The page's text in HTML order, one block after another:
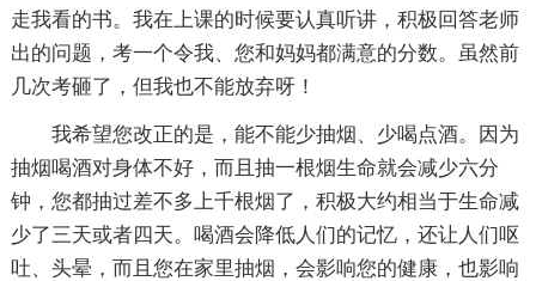
走我看的书。我在上课的时候要认真听讲，积极回答老师
出的问题，考一个令我、您和妈妈都满意的分数。虽然前
几次考砸了，但我也不能放弃呀！
我希望您改正的是，能不能少抽烟、少喝点酒。因为
抽烟喝酒对身体不好，而且抽一根烟生命就会减少六分
钟，您都抽过差不多上千根烟了，积极大约相当于生命减
少了三天或者四天。喝酒会降低人们的记忆，还让人们呕
吐、头晕，而且您在家里抽烟，会影响您的健康，也影响